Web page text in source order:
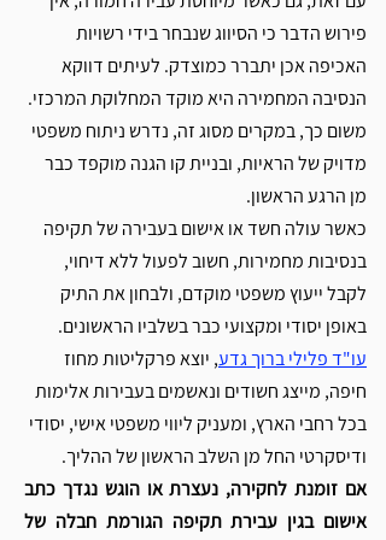
פירוש הדבר כי הסיווג שנבחר בידי רשויות
האכיפה אכן יתברר כמוצדק. לעיתים דווקא
הנסיבה המחמירה היא מוקד המחלוקת המרכזי.
משום כך, במקרים מסוג זה, נדרש ניתוח משפטי
מדויק של הראיות, ובניית קו הגנה מוקפד כבר
מן הרגע הראשון.
כאשר עולה חשד או אישום בעבירה של תקיפה
בנסיבות מחמירות, חשוב לפעול ללא דיחוי,
לקבל ייעוץ משפטי מוקדם, ולבחון את התיק
באופן יסודי ומקצועי כבר בשלביו הראשונים.
עו"ד פלילי ברוך גדע, יוצא פרקליטות מחוז
חיפה, מייצג חשודים ונאשמים בעבירות אלימות
בכל רחבי הארץ, ומעניק ליווי משפטי אישי, יסודי
ודיסקרטי החל מן השלב הראשון של ההליך.